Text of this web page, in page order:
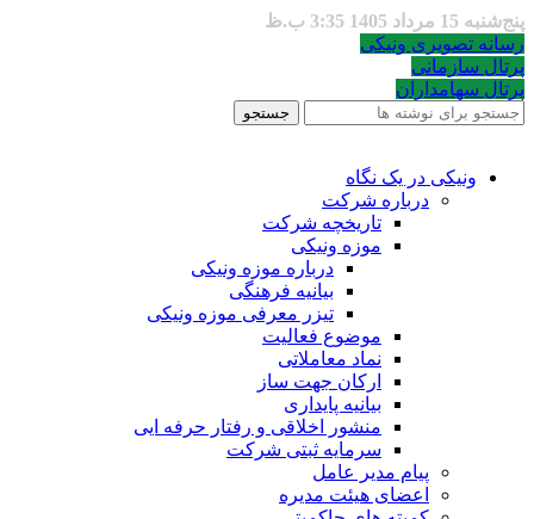
پنج‌شنبه 15 مرداد 1405 3:35 ب.ظ
رسانه تصویری ونیکی
پرتال سازمانی
پرتال سهامداران
جستجو
ونیکی در یک نگاه
درباره شرکت
تاریخچه شرکت
موزه ونیکی
درباره موزه ونیکی
بیانیه فرهنگی
تیزر معرفی موزه ونیکی
موضوع فعالیت
نماد معاملاتی
ارکان جهت ساز
بیانیه پایداری
منشور اخلاقی و رفتار حرفه ایی
سرمایه ثبتی شرکت
پیام مدیر عامل
اعضای هیئت مدیره